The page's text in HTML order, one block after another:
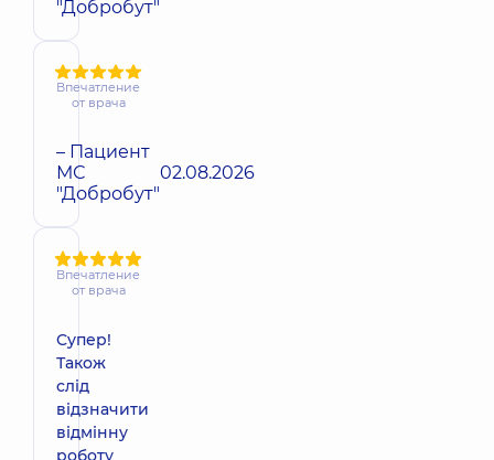
"Добробут"
Впечатление
от врача
– Пациент
МС
"Добробут"
02.08.2026
Впечатление
от врача
Супер!
Також
слід
відзначити
відмінну
роботу